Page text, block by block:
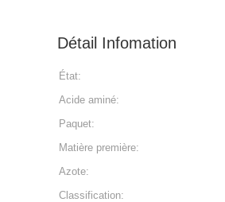
Détail Infomation
État:
Acide aminé:
Paquet:
Matière première:
Azote:
Classification: